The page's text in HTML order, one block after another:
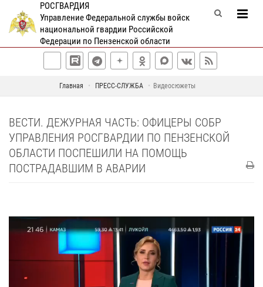
РОСГВАРДИЯ
Управление Федеральной службы войск
национальной гвардии Российской
Федерации по Пензенской области
Главная ПРЕСС-СЛУЖБА Видеосюжеты
ВЕСТИ. ДЕЖУРНАЯ ЧАСТЬ: ОФИЦЕРЫ СОБР
УПРАВЛЕНИЯ РОСГВАРДИИ ПО ПЕНЗЕНСКОЙ
ОБЛАСТИ ПОСПЕШИЛИ НА ПОМОЩЬ
ПОСТРАДАВШИМ В АВАРИИ